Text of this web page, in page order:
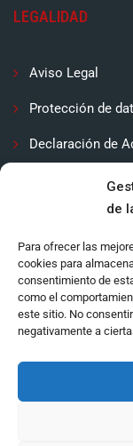
de
Para ofrecer las
cookies para
consentimiento de
como el
este sitio. No
negativamente a
LEGALIDAD
Aviso Legal
Protección de
Declaración de
Política de